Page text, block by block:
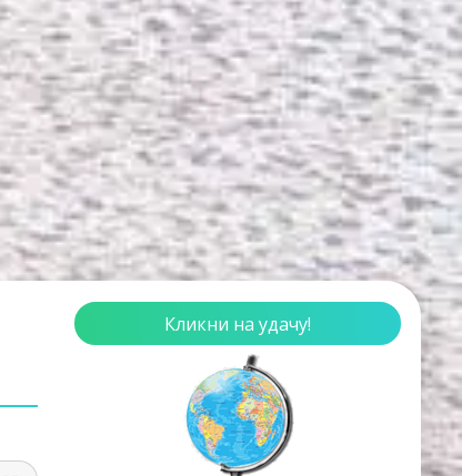
Кликни на удачу!